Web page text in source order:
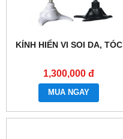
KÍNH HIỂN VI SOI DA, TÓC
1,300,000 đ
MUA NGAY